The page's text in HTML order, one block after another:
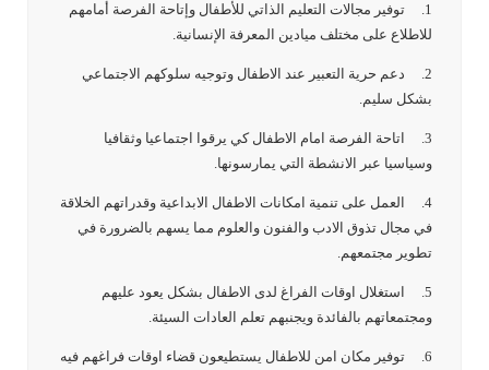
1. توفير مجالات التعليم الذاتي للأطفال وإتاحة الفرصة أمامهم
للاطلاع على مختلف ميادين المعرفة الإنسانية.
2. دعم حرية التعبير عند الاطفال وتوجيه سلوكهم الاجتماعي
بشكل سليم.
3. اتاحة الفرصة امام الاطفال كي يرقوا اجتماعيا وثقافيا
وسياسيا عبر الانشطة التي يمارسونها.
4. العمل على تنمية امكانات الاطفال الابداعية وقدراتهم الخلاقة
في مجال تذوق الادب والفنون والعلوم مما يسهم بالضرورة في
تطوير مجتمعهم.
5. استغلال اوقات الفراغ لدى الاطفال بشكل يعود عليهم
ومجتمعاتهم بالفائدة ويجنبهم تعلم العادات السيئة.
6. توفير مكان امن للاطفال يستطيعون قضاء اوقات فراغهم فيه